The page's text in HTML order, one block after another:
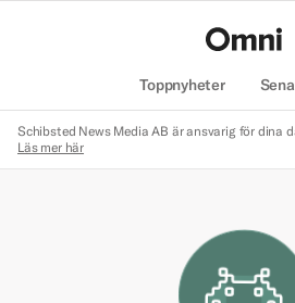
Toppnyheter
Schibsted News Media AB är ansvarig för dina
Läs mer här